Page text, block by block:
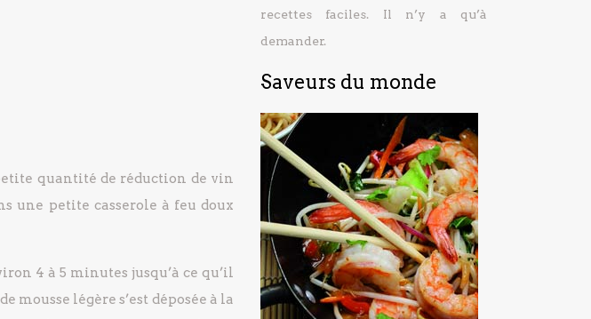
quantité de réduction de vin
une petite casserole à feu doux
4 à 5 minutes jusqu’à ce qu’il
légère s’est déposée à la
recettes faciles. Il n’y a qu’à
demander.
Saveurs du monde